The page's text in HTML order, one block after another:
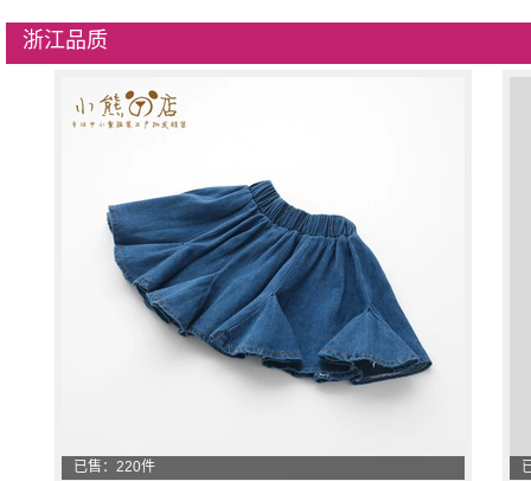
浙江品质
已售：220件